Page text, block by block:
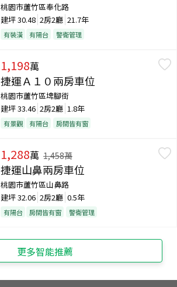
桃園市蘆竹區奉化路
建坪30.48 2房2廳 21.7年
有裝潢 有陽台 警衛管理
1,198萬
捷運Ａ１０兩房車位
桃園市蘆竹區埤腳街
建坪33.46 2房2廳 1.8年
有景觀 有陽台 房間皆有窗
1,288萬 1,458萬
捷運山鼻兩房車位
桃園市蘆竹區山鼻路
建坪32.06 2房2廳 0.5年
有陽台 房間皆有窗 警衛管理
更多智能推薦